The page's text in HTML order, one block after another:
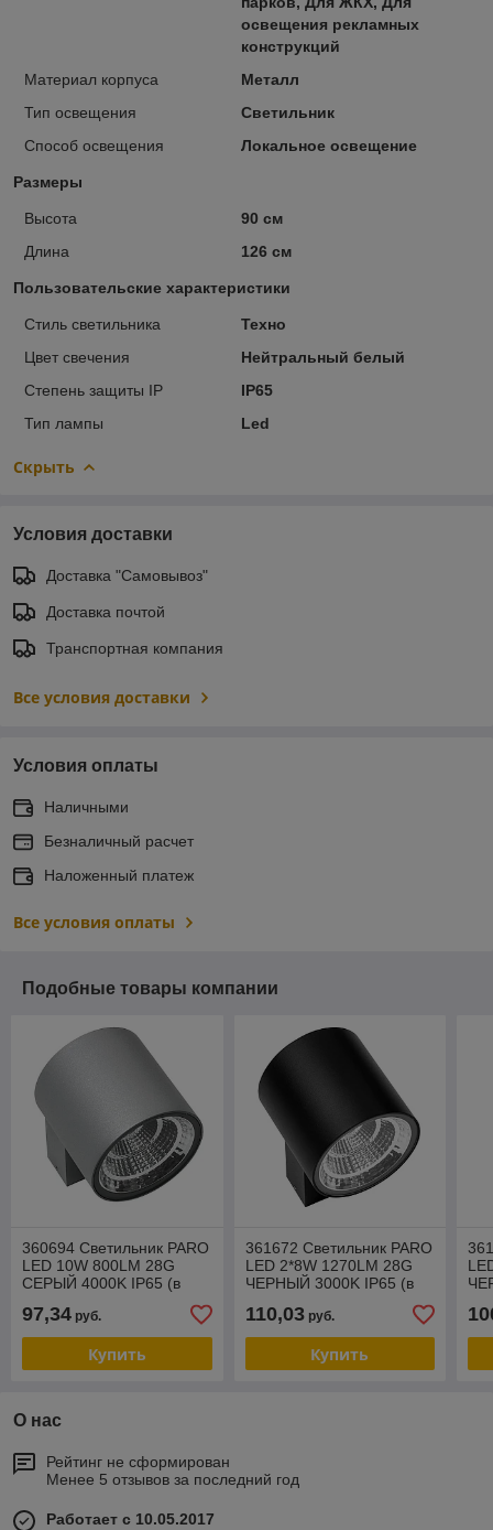
освещения рекламных
конструкций
Материал корпуса
Металл
Тип освещения
Светильник
Способ освещения
Локальное освещение
Размеры
Высота
90 см
Длина
126 см
Пользовательские характеристики
Стиль светильника
Техно
Цвет свечения
Нейтральный белый
Степень защиты IP
IP65
Тип лампы
Led
Скрыть
Условия доставки
Доставка "Самовывоз"
Доставка почтой
Транспортная компания
Все условия доставки
Условия оплаты
Наличными
Безналичный расчет
Наложенный платеж
Все условия оплаты
Подобные товары компании
360694 Светильник PARO
LED 10W 800LM 28G
СЕРЫЙ 4000K IP65 (в
97,34 руб.
Купить
361672 Светильник PARO
LED 2*8W 1270LM 28G
ЧЕРНЫЙ 3000K IP65 (в
110,03руб.
Купить
О нас
Рейтинг не сформирован
Менее 5 отзывов за последний год
Работает с 10.05.2017